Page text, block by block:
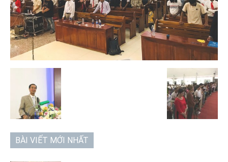
BÀI VIẾT MỚI NHẤT